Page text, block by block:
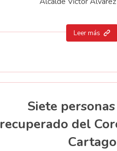
Leer más
Siete
recuperado del
Cartago